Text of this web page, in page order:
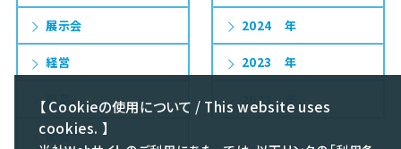
展示会
経営
製品
開発
2024
2023
2022
【 Cookieの使用について / This website uses
cookies. 】